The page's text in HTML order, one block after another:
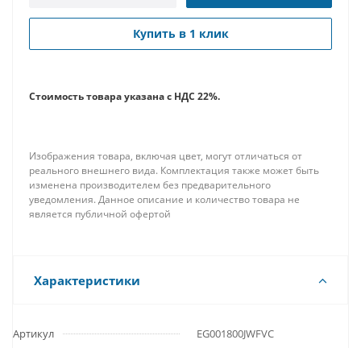
Купить в 1 клик
Стоимость товара указана с НДС 22%.
Изображения товара, включая цвет, могут отличаться от
реального внешнего вида. Комплектация также может быть
изменена производителем без предварительного
уведомления. Данное описание и количество товара не
является публичной офертой
Характеристики
Артикул
EG001800JWFVC